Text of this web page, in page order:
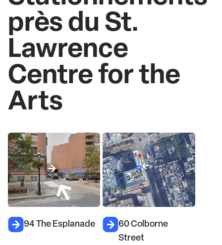
près du St.
Lawrence
Centre for the
Arts
94 The Esplanade
60 Colborne
Street